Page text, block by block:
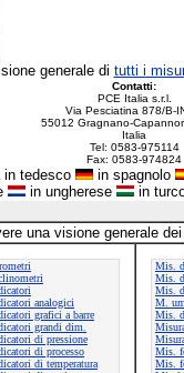
generale di tutti i
Contatti:
PCE Italia s.r.l.
Via Pesciatina 878/B-
55012 Gragnano-
Italia
Tel: 0583-975114
Fax: 0583-974824
in tedesco in spagnolo
in ungherese in
una visione generale
analogici
grafici a barre
grandi dim.
di pressione
di processo
di temperatura
Mis.
Mis.
Mis.
M.
Mis.
Mis.
Mis.